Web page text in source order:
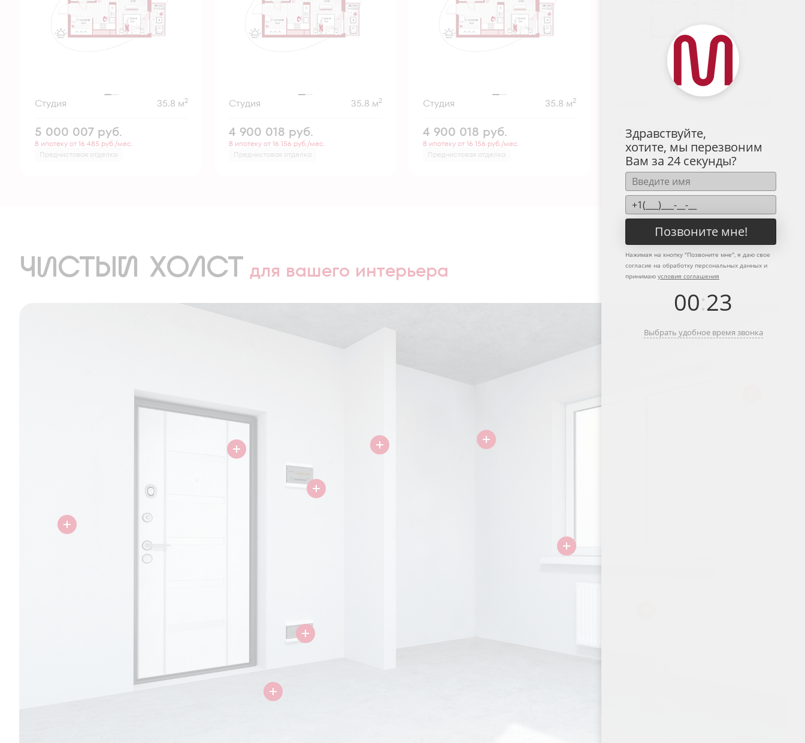
Студия 35.8 м2
5 000 007 руб.
В ипотеку от 16 485 руб./мес.
Предчистовая отделка
Студия 35.8 м2
4 900 018 руб.
В ипотеку от 16 156 руб./мес.
Предчистовая отделка
Студия 35.8 м2
4 900 018 руб.
В ипотеку от 16 156 руб./мес.
Предчистовая отделка
5 000 007руб.
В ипотеку от 16 485 руб./мес.
Предчистовая отделка
ЧИСТЫЙ ХОЛСТ для вашего интерьера
Здравствуйте,
хотите, мы перезвоним
Вам за 24 секунды?
Позвоните мне!
Нажимая на кнопку "Позвоните мне", я даю свое
согласие на обработку персональных данных и
принимаю условия соглашения
00:23
Выбрать удобное время звонка